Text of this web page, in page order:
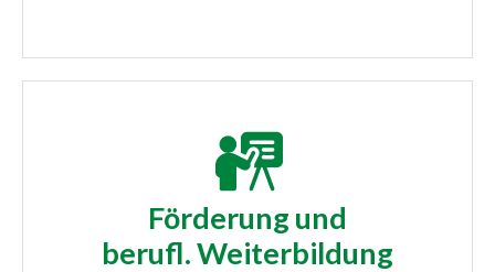
Förderung und
berufl. Weiterbildung